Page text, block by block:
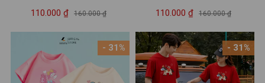
Three - Loza Kids AT2987
110.000 ₫ 160.000 ₫
- 31%
three -Loza Kids AT2917
110.000 ₫ 160.000 ₫
- 31%